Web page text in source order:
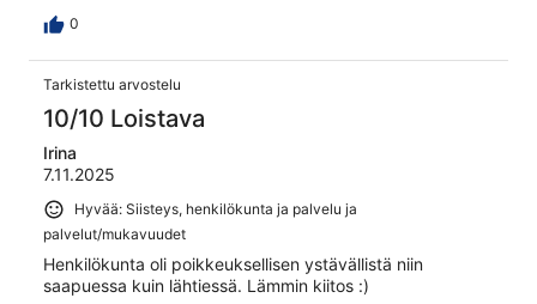
0
Tarkistettu arvostelu
10/10 Loistava
Irina
7.11.2025
Hyvää: Siisteys, henkilökunta ja palvelu ja
palvelut/mukavuudet
Henkilökunta oli poikkeuksellisen ystävällistä niin
saapuessa kuin lähtiessä. Lämmin kiitos :)